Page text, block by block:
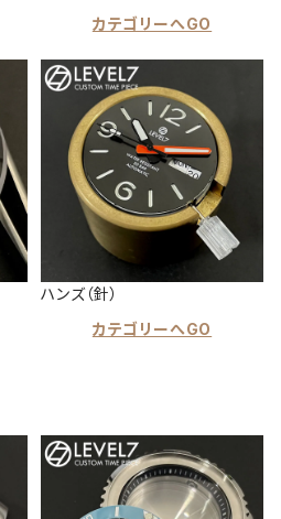
カテゴリーへGO
ハンズ（針）
カテゴリーへGO